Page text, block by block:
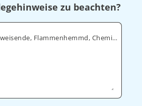
zu beachten?
Zum Beispiel: Wasserabweisende, Flammenhemmd, Chemikalienabweisende